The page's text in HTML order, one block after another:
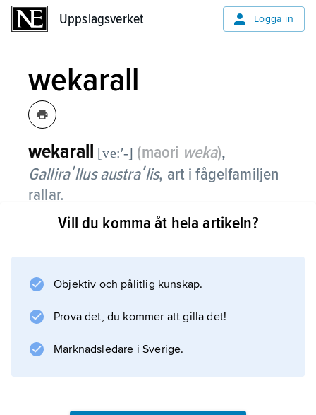
Uppslagsverket Logga in
wekarall
wekarall [ve:ʹ-] (maori weka),
Galliraʹllus austraʹlis, art i fågelfamiljen
rallar.
Den är drygt 50 cm lång och en av de största
Vill du komma åt hela artikeln?
Objektiv och pålitlig kunskap.
Prova det, du kommer att gilla det!
Marknadsledare i Sverige.